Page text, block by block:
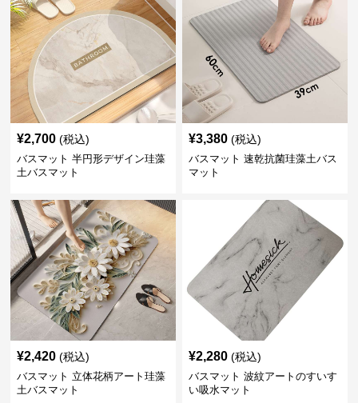
¥2,700 (税込)
バスマット 半円形デザイン珪藻
土バスマット
¥3,380 (税込)
バスマット 速乾抗菌珪藻土バス
マット
¥2,420 (税込)
バスマット 立体花柄アート珪藻
土バスマット
¥2,280 (税込)
バスマット 波紋アートのすいす
い吸水マット